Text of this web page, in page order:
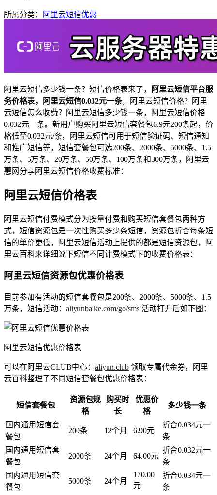
所属分类： 阿里云短信优惠
阿里云短信多少钱一条？短信价格表来了，
阿里云短信平台服
务价格表，阿里云短信0.032元一条，阿里云短信价格？阿里
云短信怎么收费？阿里云短信多少钱一条，阿里云短信价格
0.032元一条。新用户购买阿里云短信套餐包6.9元200条起，价
格低至0.032元/条，阿里云短信可用于短信验证码、短信通知
和推广短信等，短信套餐包可选200条、2000条、5000条、1.5
万条、5万条、20万条、50万条、100万条和300万条，阿里云
惠网分享阿里云短信价格收费标准：
阿里云短信价格表
阿里云短信付费模式分为按量付费和购买短信套餐包两种方
式，短信资源包是一次性购买多少条短信，资源包折合每条短
信的单价更低，阿里云短信活动上提供的都是短信资源包，阿
里云百科来详细说下短信不同计费模式下的收费价格表：
阿里云短信资源包优惠价格表
目前参加有活动的短信套餐包是200条、2000条、5000条、1.5
万条，短信活动： aliyunbaike.com/go/sms 活动打开后如下图：
阿里云短信优惠价格表
可以在阿里云CLUB中心： aliyun.club 领取专属代金券，阿里
云百科整理了不同短信套餐包优惠价格表：
短信套餐包
资源包规
格
购买时
长
优惠价
格
多少钱一条
国内通用短信套
餐包
200条 12个月 6.90元
折合0.034元一
条
国内通用短信套
餐包
2000条 24个月 64.00元
折合0.032元一
条
国内通用短信套
餐包
5000条 24个月
170.00
元
折合0.034元一
条